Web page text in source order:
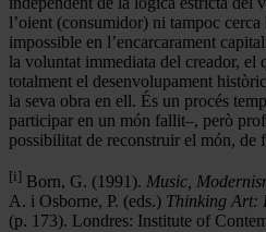
l’oient (consumidor) ni tampoc
impossible en l’encarcarament
la voluntat immediata del creador, el
totalment el desenvolupament
la seva obra en ell. És un procés
participar en un món fallit–, però
possibilitat de reconstruir el
[i] Born, G. (1991). Music,
A. i Osborne, P. (eds.) Thinking Art:
(p. 173). Londres: Institute of